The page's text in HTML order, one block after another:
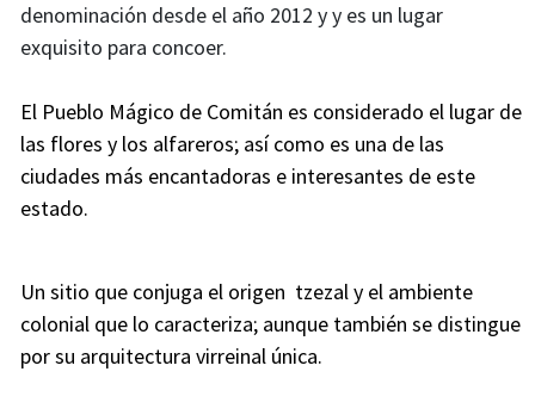
denominación desde el año 2012 y y es un lugar
exquisito para concoer.
El Pueblo Mágico de Comitán es considerado el lugar de
las flores y los alfareros; así como es una de las
ciudades más encantadoras e interesantes de este
estado.
Un sitio que conjuga el origen tzezal y el ambiente
colonial que lo caracteriza; aunque también se distingue
por su arquitectura virreinal única.
Cambiar imagen